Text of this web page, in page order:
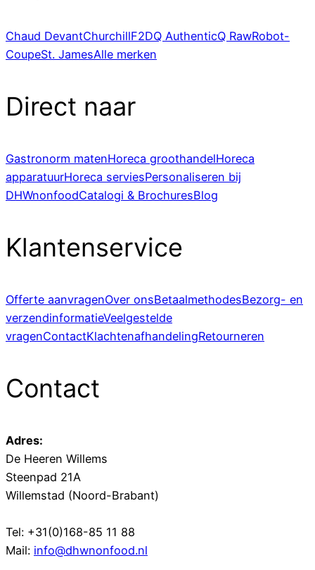
Chaud DevantChurchillF2DQ AuthenticQ RawRobot-
CoupeSt. JamesAlle merken
Direct naar
Gastronorm matenHoreca groothandelHoreca
apparatuurHoreca serviesPersonaliseren bij
DHWnonfoodCatalogi & BrochuresBlog
Klantenservice
Offerte aanvragenOver onsBetaalmethodesBezorg- en
verzendinformatieVeelgestelde
vragenContactKlachtenafhandelingRetourneren
Contact
Adres:
De Heeren Willems
Steenpad 21A
Willemstad (Noord-Brabant)
Tel: +31(0)168-85 11 88
Mail: info@dhwnonfood.nl